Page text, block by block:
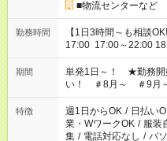
■物流センターなど
勤務時間
【1日3時間～も相談OK!】 ＜シフト例＞ 9:00～12:00
17:00 17:00～22:00 18:00～21:00
お気軽にご相談くださ
期間
単発1日～！ ★勤務開
い！ ＃8月～ ＃9月
特徴 週1日からOK / 日払い
業・WワークOK / 服装
集 / 電話対応なし / パ